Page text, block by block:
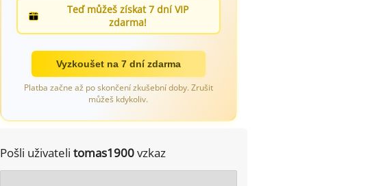
Teď můžeš získat 7 dní VIP
zdarma!
Vyzkoušet na 7 dní zdarma
Platba začne až po skončení zkušební doby. Zrušit
můžeš kdykoliv.
Pošli uživateli tomas1900vzkaz